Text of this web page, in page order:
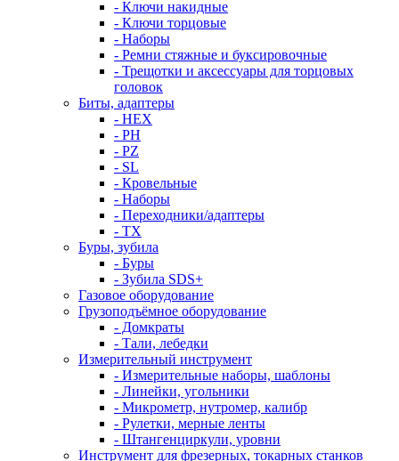
- Ключи накидные
- Ключи торцовые
- Наборы
- Ремни стяжные и буксировочные
- Трещотки и аксессуары для торцовых
головок
Биты, адаптеры
- HEX
- PH
- PZ
- SL
- Кровельные
- Наборы
- Переходники/адаптеры
- ТX
Буры, зубила
- Буры
- Зубила SDS+
Газовое оборудование
Грузоподъёмное оборудование
- Домкраты
- Тали, лебедки
Измерительный инструмент
- Измерительные наборы, шаблоны
- Линейки, угольники
- Микрометр, нутромер, калибр
- Рулетки, мерные ленты
- Штангенциркули, уровни
Инструмент для фрезерных, токарных станков